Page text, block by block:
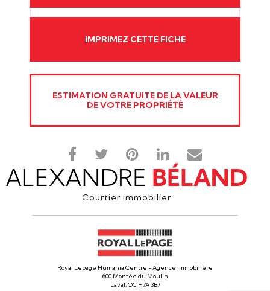
IMPRIMEZ CETTE FICHE
ESTIMATION GRATUITE DE LA VALEUR
DE VOTRE PROPRIÉTÉ
Courtier immobilier
Royal Lepage Humania Centre - Agence immobilière
600 Montée du Moulin
Laval, QC H7A 3B7